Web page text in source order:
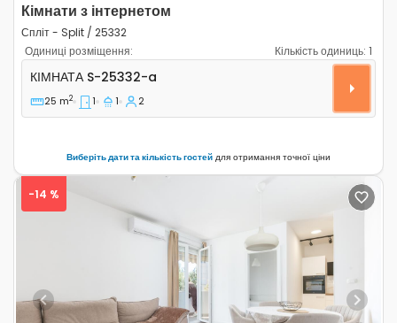
Кімнати з інтернетом
Спліт - Split / 25332
Одиниці розміщення:
Кількість одиниць: 1
Кімната Спліт - Split S-25332-a
КІМНАТА S-25332-a
25 m2 1 1 2
Виберіть дати та кількість гостей для отримання точної ціни
Previous Next
-14 %